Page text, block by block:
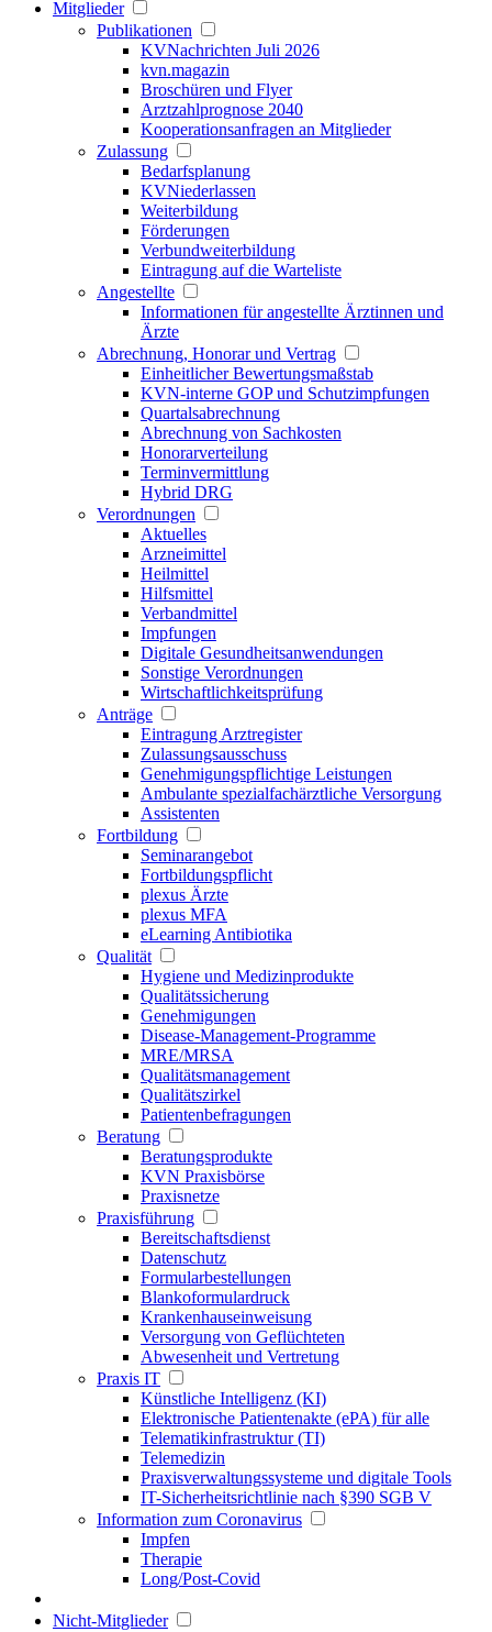
Mitglieder
Publikationen
KVNachrichten Juli 2026
kvn.magazin
Broschüren und Flyer
Arztzahlprognose 2040
Kooperationsanfragen an Mitglieder
Zulassung
Bedarfsplanung
KVNiederlassen
Weiterbildung
Förderungen
Verbundweiterbildung
Eintragung auf die Warteliste
Angestellte
Informationen für angestellte Ärztinnen und
Ärzte
Abrechnung, Honorar und Vertrag
Einheitlicher Bewertungsmaßstab
KVN-interne GOP und Schutzimpfungen
Quartalsabrechnung
Abrechnung von Sachkosten
Honorarverteilung
Terminvermittlung
Hybrid DRG
Verordnungen
Aktuelles
Arzneimittel
Heilmittel
Hilfsmittel
Verbandmittel
Impfungen
Digitale Gesundheitsanwendungen
Sonstige Verordnungen
Wirtschaftlichkeitsprüfung
Anträge
Eintragung Arztregister
Zulassungsausschuss
Genehmigungspflichtige Leistungen
Ambulante spezialfachärztliche Versorgung
Assistenten
Fortbildung
Seminarangebot
Fortbildungspflicht
plexus Ärzte
plexus MFA
eLearning Antibiotika
Qualität
Hygiene und Medizinprodukte
Qualitätssicherung
Genehmigungen
Disease-Management-Programme
MRE/MRSA
Qualitätsmanagement
Qualitätszirkel
Patientenbefragungen
Beratung
Beratungsprodukte
KVN Praxisbörse
Praxisnetze
Praxisführung
Bereitschaftsdienst
Datenschutz
Formularbestellungen
Blankoformulardruck
Krankenhauseinweisung
Versorgung von Geflüchteten
Abwesenheit und Vertretung
Praxis IT
Künstliche Intelligenz (KI)
Elektronische Patientenakte (ePA) für alle
Telematikinfrastruktur (TI)
Telemedizin
Praxisverwaltungssysteme und digitale Tools
IT-Sicherheitsrichtlinie nach §390 SGB V
Information zum Coronavirus
Impfen
Therapie
Long/Post-Covid
Nicht-Mitglieder